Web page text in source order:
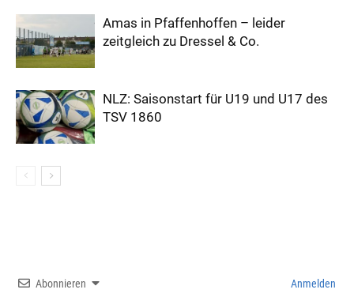
Amas in Pfaffenhoffen – leider
zeitgleich zu Dressel & Co.
NLZ: Saisonstart für U19 und U17 des
TSV 1860
Abonnieren Anmelden